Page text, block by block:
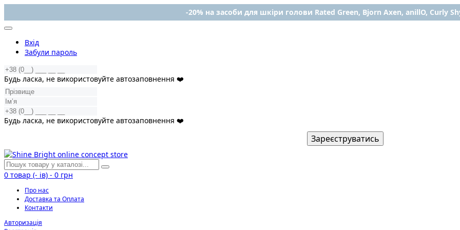
-20% на засоби для шкіри голови Rated Green, Bjorn Axen, anillO, Curly
Вхід
Забули пароль
Будь ласка, не використовуйте автозаповнення ❤️
Будь ласка, не використовуйте автозаповнення ❤️
Зареєструватись
0 товар (- ів) - 0 грн
Про нас
Доставка та Оплата
Контакти
Авторизація